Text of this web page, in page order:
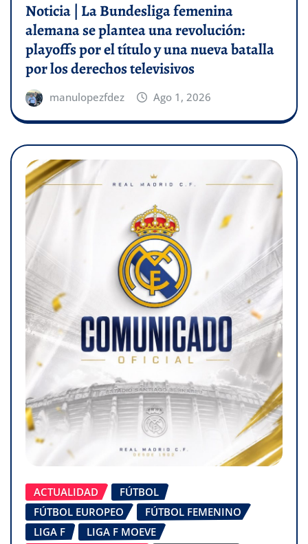
Noticia | La Bundesliga femenina
alemana se plantea una revolución:
playoffs por el título y una nueva batalla
por los derechos televisivos
manulopezfdez Ago 1, 2026
ACTUALIDAD
FÚTBOL
FÚTBOL EUROPEO
FÚTBOL FEMENINO
LIGA F
LIGA F MOEVE